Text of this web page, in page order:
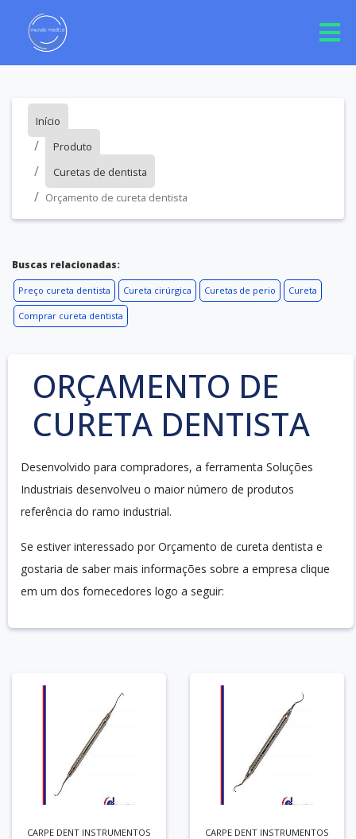
Início
Produto
Curetas de dentista
Orçamento de cureta dentista
Buscas relacionadas:
Preço cureta dentista Cureta cirúrgica Curetas de perio Cureta
Comprar cureta dentista
ORÇAMENTO DE
CURETA DENTISTA
Desenvolvido para compradores, a ferramenta Soluções
Industriais desenvolveu o maior número de produtos
referência do ramo industrial.
Se estiver interessado por Orçamento de cureta dentista e
gostaria de saber mais informações sobre a empresa clique
em um dos fornecedores logo a seguir:
CARPE DENT INSTRUMENTOS
CARPE DENT INSTRUMENTOS